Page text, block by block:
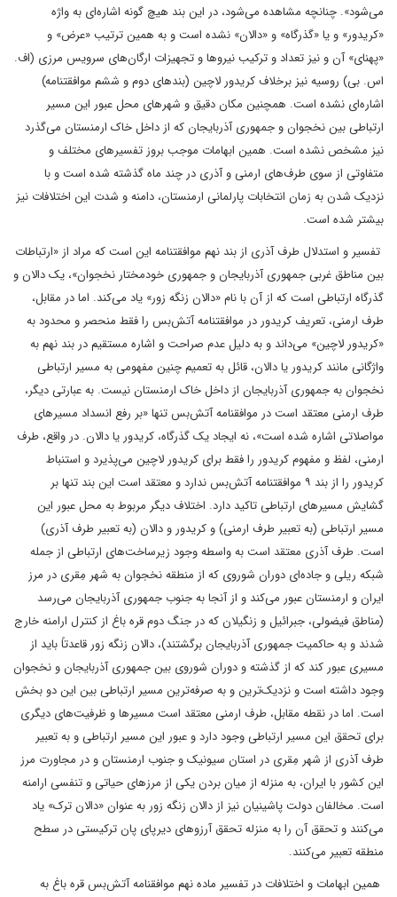
می‌شود». چنانچه مشاهده می‌شود، در این بند هیچ گونه اشار‌ه‌ای به واژه
«کریدور» و یا «گذرگاه» و «دالان» نشده است و به همین ترتیب «عرض» و
«پهنای» آن و نیز تعداد و ترکیب نیروها و تجهیزات ارگان‌های سرویس مرزی (اف.
اس. بی) روسیه نیز برخلاف کریدور لاچین (بندهای دوم و ششم موافقتنامه)
اشار‌ه‌ای نشده است. همچنین مکان دقیق و شهرهای محل عبور این مسیر
ارتباطی بین نخجوان و جمهوری آذربایجان که از داخل خاک ارمنستان می‌گذرد
نیز مشخص نشده است. همین ابهامات موجب بروز تفسیرهای مختلف و
متفاوتی از سوی طرف‌های ارمنی و آذری در چند ماه گذشته شده است و با
نزدیک شدن به زمان انتخابات پارلمانی ارمنستان، دامنه و شدت این اختلافات نیز
بیشتر شده است.
‌‌‌‌ تفسیر و استدلال طرف آذری از بند نهم موافقتنامه این است که مراد از «ارتباطات
بین مناطق غربی جمهوری آذربایجان و جمهوری خودمختار نخجوان»، یک دالان و
گذرگاه ارتباطی است که از آن با نام «دالان زنگه زور» یاد می‌کند. اما در مقابل،
طرف ارمنی، تعریف کریدور در موافقتنامه ‌‌آتش‌بس را فقط منحصر و محدود به
«کریدور لاچین» می‌داند و به دلیل عدم صراحت و اشاره مستقیم در بند نهم به
واژگانی مانند کریدور یا دالان، قائل به تعمیم چنین مفهومی به مسیر ارتباطی
نخجوان به جمهوری آذربایجان از داخل خاک ارمنستان نیست. به عبارتی دیگر،
طرف ارمنی معتقد است در موافقنامه ‌‌آتش‌بس تنها «بر رفع انسداد مسیرهای
مواصلاتی اشاره شده است»، نه ایجاد یک گذرگاه، کریدور یا دالان. در واقع، طرف
ارمنی، لفظ و مفهوم کریدور را فقط برای کریدور لاچین می‌پذیرد و استنباط
کریدور را از بند ۹ موافقتنامه ‌‌آتش‌بس ندارد و معتقد است این بند تنها بر
گشایش مسیرهای ارتباطی تاکید دارد. اختلاف دیگر مربوط به محل عبور این
مسیر ارتباطی (به تعبیر طرف ارمنی) و کریدور و دالان (به تعبیر طرف آذری)
است. طرف آذری معتقد است به واسطه وجود زیرساخت‌های ارتباطی از جمله
شبکه ریلی و‌‌ جاده‌‌ای دوران شوروی که از منطقه نخجوان به شهر مِقری در مرز
ایران و ارمنستان عبور می‌کند و از آنجا به جنوب جمهوری آذربایجان می‌رسد
(مناطق فیضولی، جبرائیل و زنگیلان که در جنگ دوم قره باغ از کنترل ارامنه خارج
شدند و به حاکمیت جمهوری آذربایجان برگشتند)، دالان زنگه زور قاعدتاً باید از
مسیری عبور کند که از گذشته و دوران شوروی بین جمهوری آذربایجان و نخجوان
وجود داشته است و نزدیک‌‌‌ترین و به صرفه‌‌‌ترین مسیر ارتباطی بین این دو بخش
است. اما در نقطه مقابل، طرف ارمنی معتقد است مسیرها و ظرفیت‌های دیگری
برای تحقق این مسیر ارتباطی وجود دارد و عبور این مسیر ارتباطی و به تعبیر
طرف آذری از شهر مِقری در استان سیونیک و جنوب ارمنستان و در مجاورت مرز
این کشور با ایران، به منزله از میان بردن یکی از مرزهای حیاتی و تنفسی ارامنه
است. مخالفان دولت پاشینیان نیز از دالان زنگه زور به عنوان «دالان ترک» یاد
می‌کنند و تحقق آن را به منزله تحقق آرزوهای دیرپای پان ترکیستی در سطح
منطقه تعبیر می‌کنند.‌‌‌‌
‌‌‌‌ همین ابهامات و اختلافات در تفسیر ماده نهم موافقنامه ‌‌آتش‌بس قره باغ به